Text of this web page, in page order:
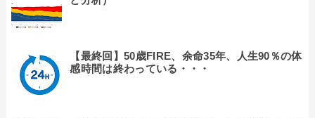
【最終回】50歳FIRE、余命35年、人生90％の体
感時間は終わっている・・・